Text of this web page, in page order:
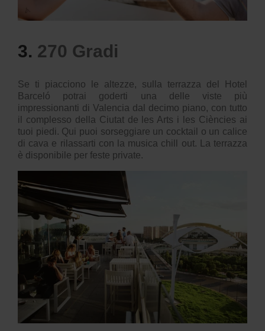
3. 270 Gradi
Se ti piacciono le altezze, sulla terrazza del Hotel
Barceló potrai goderti una delle viste più
impressionanti di Valencia dal decimo piano, con tutto
il complesso della Ciutat de les Arts i les Ciències ai
tuoi piedi. Qui puoi sorseggiare un cocktail o un calice
di cava e rilassarti con la musica chill out. La terrazza
è disponibile per feste private.